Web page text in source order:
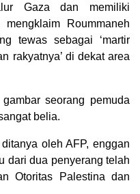
Gaza dan memiliki
Roummaneh
tewas sebagai ‘martir
rakyatnya’ di dekat area
seorang pemuda
belia.
oleh AFP, enggan
dari dua penyerang telah
Otoritas Palestina dan